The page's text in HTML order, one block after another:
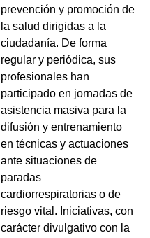
prevención y promoción de
la salud dirigidas a la
ciudadanía. De forma
regular y periódica, sus
profesionales han
participado en jornadas de
asistencia masiva para la
difusión y entrenamiento
en técnicas y actuaciones
ante situaciones de
paradas
cardiorrespiratorias o de
riesgo vital. Iniciativas, con
carácter divulgativo con la